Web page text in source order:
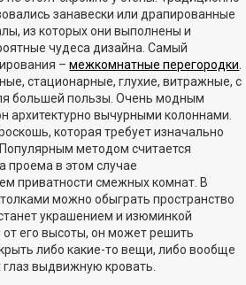
занавески или драпированные
из которых они выполнены и
чудеса дизайна. Самый
–межкомнатные перегородки
стационарные, глухие, витражные, с
большей пользы. Очень модным
архитектурно вычурными колоннами.
которая требует изначально
методом считается
проема в этом случае
приватности смежных комнат. В
можно обыграть пространство
украшением и изюминкой
от его высоты, он может решить
либо какие-то вещи, либо вообще
глаз выдвижную кровать.